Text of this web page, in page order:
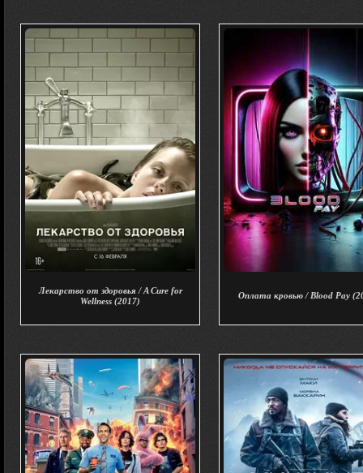
Лекарство от здоровья / A Cure for
Wellness (2017)
Оплата кровью / Blood Pay